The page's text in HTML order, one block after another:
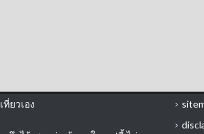
ที่ยวเอง